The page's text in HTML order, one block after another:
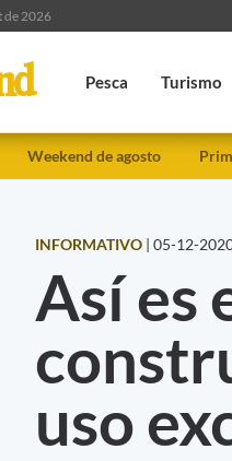
de 2026
Pesca Turismo
Weekend de agosto
INFORMATIVO | 05-12-
Así es
uso